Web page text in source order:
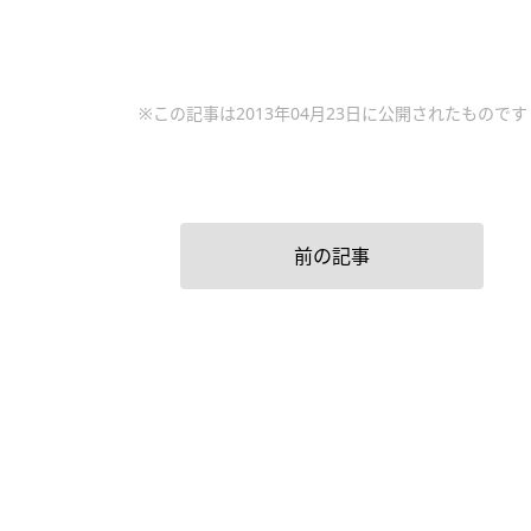
※この記事は2013年04月23日に公開されたものです
前の記事